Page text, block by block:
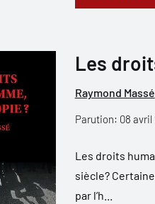
Les
Raymond Massé
Parution: 08 avril
Les droits
siècle?
par l’h...